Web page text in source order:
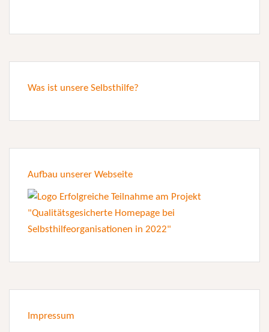
Was ist unsere Selbsthilfe?
Aufbau unserer Webseite
Impressum